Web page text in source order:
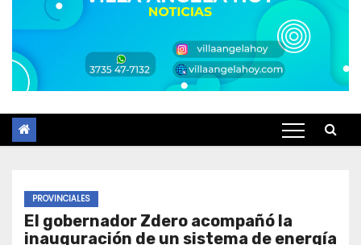
PROVINCIALES
El gobernador Zdero acompañó la
inauguración de un sistema de energía